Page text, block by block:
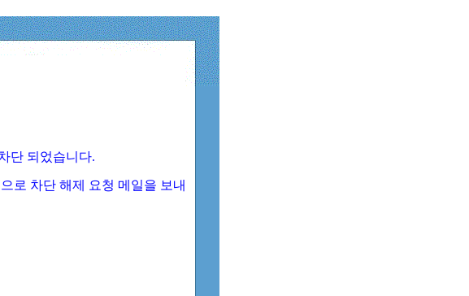
단 되었습니다.
로 차단 해제 요청 메일을 보내